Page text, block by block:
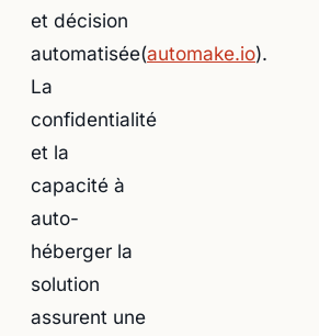
et décision
automatisée(automake.io).
La
confidentialité
et la
capacité à
auto-
héberger la
solution
assurent une